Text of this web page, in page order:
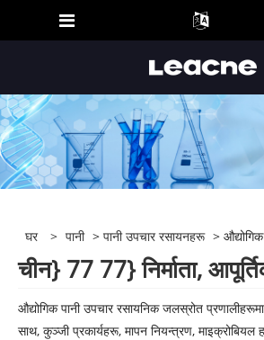
घर > पानी >पानी उपचार रसायनहरू >
चीन} 77 77} निर्माता,
औद्योगिक पानी उपचार रसायनिक जलस्रोत प्रणालीहरूमा
साथ, कुञ्जी प्रकार्यहरू, मापन नियन्त्रण, माइक्रोबियल